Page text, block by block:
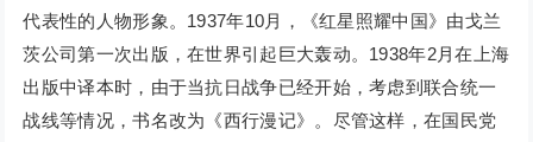
代表性的人物形象。1937年10月，《红星照耀中国》由戈兰
茨公司第一次出版，在世界引起巨大轰动。1938年2月在上海
出版中译本时，由于当抗日战争已经开始，考虑到联合统一
战线等情况，书名改为《西行漫记》。尽管这样，在国民党